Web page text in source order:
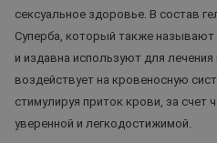
сексуальное здоровье. В состав
Суперба, который также называют
и издавна используют для лечения
воздействует на кровеносную
стимулируя приток крови, за счет
уверенной и легкодостижимой.